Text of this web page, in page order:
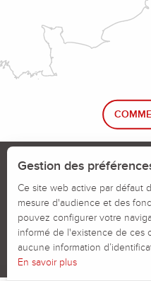
Le blog rando !
Calendrier
Signaler un
Politiques des
Gestion des
Ce site web active par défaut
mesure d'audience et des
pouvez configurer votre
informé de l'existence de ces
aucune information
En savoir plus